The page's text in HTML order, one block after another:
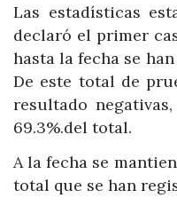
Las estadísticas
declaró el primer
hasta la fecha se
De este total de
resultado
69.3%.del total.
A la fecha se
total que se han